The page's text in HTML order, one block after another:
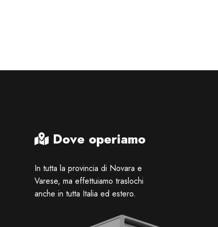
Dove operiamo
In tutta la provincia di Novara e
Varese, ma effettuiamo traslochi
anche in tutta Italia ed estero.